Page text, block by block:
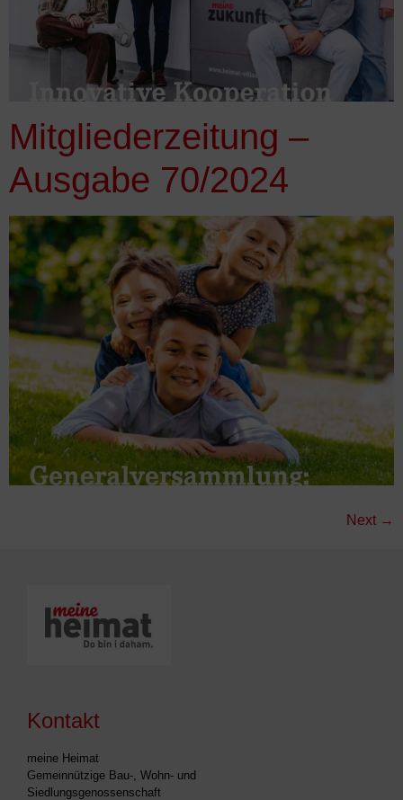
Mitgliederzeitung –
Ausgabe 70/2024
Next →
Kontakt
meine Heimat
Gemeinnützige Bau-, Wohn- und
Siedlungsgenossenschaft